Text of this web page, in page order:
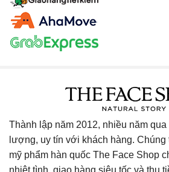
Thành lập năm 2012, nhiều năm
lượng, uy tín với khách hàng.
mỹ phẩm hàn quốc The Face Shop
nhiệt tình, giao hàng siêu tốc và thu